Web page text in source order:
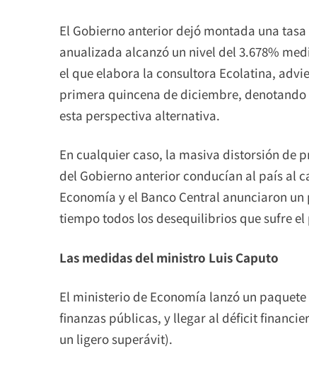
El Gobierno anterior dejó montada una
anualizada alcanzó un nivel del 3.678%
el que elabora la consultora Ecolatina,
primera quincena de diciembre,
esta perspectiva alternativa.
En cualquier caso, la masiva distorsión de
del Gobierno anterior conducían al país al
Economía y el Banco Central anunciaron
tiempo todos los desequilibrios que sufre el
Las medidas del ministro Luis Caputo
El ministerio de Economía lanzó un
finanzas públicas, y llegar al déficit
un ligero superávit).